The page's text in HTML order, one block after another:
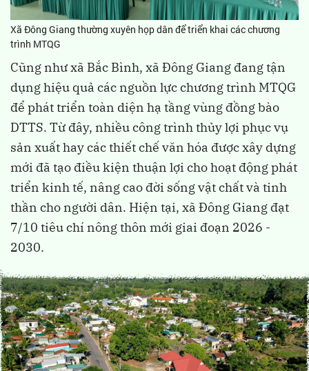
Xã Đông Giang thường xuyên họp dân để triển khai các chương
trình MTQG
Cũng như xã Bắc Bình, xã Đông Giang đang tận
dụng hiệu quả các nguồn lực chương trình MTQG
để phát triển toàn diện hạ tầng vùng đồng bào
DTTS. Từ đây, nhiều công trình thủy lợi phục vụ
sản xuất hay các thiết chế văn hóa được xây dựng
mới đã tạo điều kiện thuận lợi cho hoạt động phát
triển kinh tế, nâng cao đời sống vật chất và tinh
thần cho người dân. Hiện tại, xã Đông Giang đạt
7/10 tiêu chí nông thôn mới giai đoạn 2026 -
2030.